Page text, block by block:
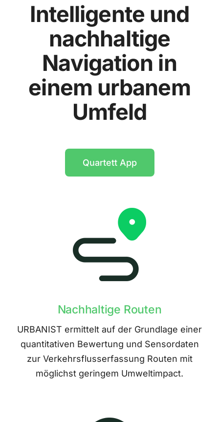
Intelligente und
nachhaltige
Navigation in
einem urbanem
Umfeld
Quartett App
Nachhaltige Routen
URBANIST ermittelt auf der Grundlage einer
quantitativen Bewertung und Sensordaten
zur Verkehrsflusserfassung Routen mit
möglichst geringem Umweltimpact.